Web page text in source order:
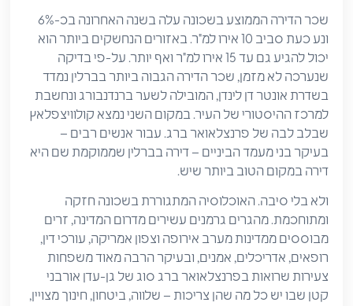
שכר הדירה הממוצע בשכונה עלה בשנה האחרונה בכ-6%
ונע כעת סביב 10 אירו למ"ר. באזורים הנחשקים ביותר הוא
יכול להגיע גם עד 15 אירו למ"ר ואף יותר. על-פי בדיקה
שנערכה לא מזמן, שכר הדירה הגבוה ביותר בברלין נמדד
בשדרת אונטר דן לינדן, המובילה לשער ברנדנבורג ונחשבת
למרכז ההיסטורי של העיר. במקום השני נמצא קולוויצפלאץ
שבלב לבה של פרנצלאואר ברג. עבור אנשים רבים –
בעיקר בני מעמד הביניים – דירה בברלין שממוקמת שם היא
דירה במקום הטוב ביותר שיש.
ולא בלי סיבה. האוכלוסיה המתגוררת בשכונה חזקה
ומתוחכמת. מהגרים גרמנים עשירים מדרום המדינה, זרים
מבוססים ממדינות מערב אירופה וצפון אמריקה, עורכי דין,
רופאים, אדריכלים, אמנים, ובעיקר הרבה מאוד משפחות
צעירות שרואות בפרנצלאואר ברג סוג של גן-עדן אורבני
קטן שבו יש כל מה שהן צריכות – שלווה, ביטחון, חינוך מצויין,